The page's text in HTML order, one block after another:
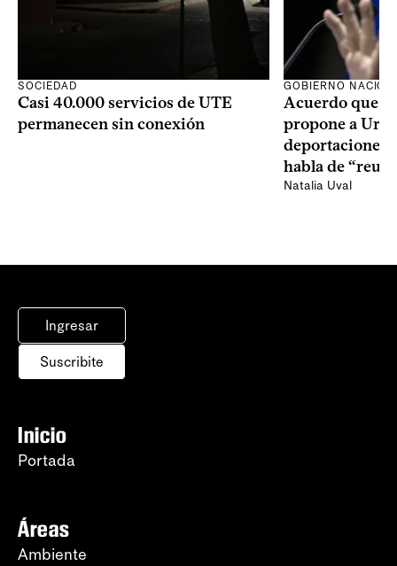
SOCIEDAD
Casi 40.000 servicios de UTE
permanecen sin conexión
GOBIERNO
Acuerdo que
propone a
deportaciones
habla de
Natalia Uval
Ingresar
Suscribite
Inicio
Portada
Áreas
Ambiente